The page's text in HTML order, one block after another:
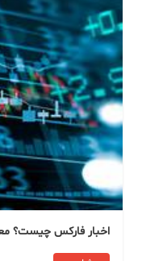
اخبار فارکس چیست؟